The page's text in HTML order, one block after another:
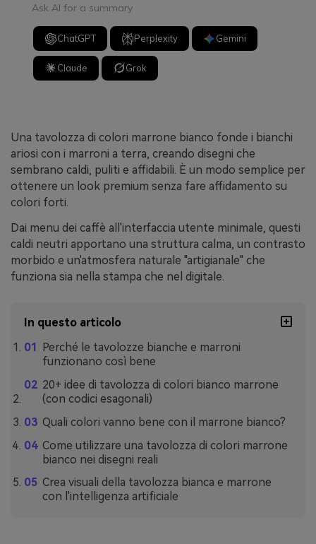
Ask AI for a summary
ChatGPT Perplexity Gemini
Claude Grok
Una tavolozza di colori marrone bianco fonde i bianchi
ariosi con i marroni a terra, creando disegni che
sembrano caldi, puliti e affidabili. È un modo semplice per
ottenere un look premium senza fare affidamento su
colori forti.
Dai menu dei caffè all'interfaccia utente minimale, questi
caldi neutri apportano una struttura calma, un contrasto
morbido e un'atmosfera naturale "artigianale" che
funziona sia nella stampa che nel digitale.
In questo articolo
Perché le tavolozze bianche e marroni
funzionano così bene
20+ idee di tavolozza di colori bianco marrone
(con codici esagonali)
Quali colori vanno bene con il marrone bianco?
Come utilizzare una tavolozza di colori marrone
bianco nei disegni reali
Crea visuali della tavolozza bianca e marrone
con l'intelligenza artificiale